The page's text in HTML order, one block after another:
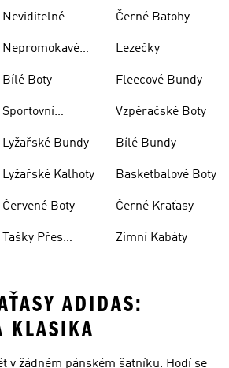
Neviditelné
Nepromokavé
Bílé Boty
Sportovní
Lyžařské Bundy
Lyžařské Kalhoty
Červené Boty
Tašky Přes
Černé Batohy
Lezečky
Fleecové Bundy
Vzpěračské Boty
Bílé Bundy
Basketbalové Boty
Černé Kraťasy
Zimní Kabáty
ADIDAS:
KLASIKA
v žádném pánském šatníku. Hodí se